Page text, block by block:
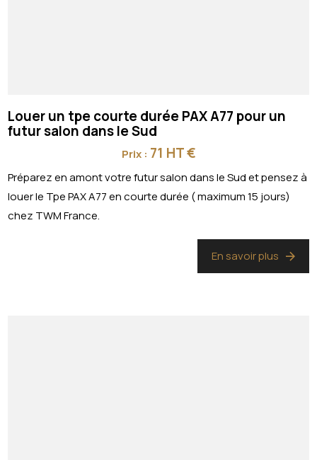
Louer un tpe courte durée PAX A77 pour un
futur salon dans le Sud
Prix : 71 HT €
Préparez en amont votre futur salon dans le Sud et pensez à
louer le Tpe PAX A77 en courte durée ( maximum 15 jours)
chez TWM France.
En savoir plus